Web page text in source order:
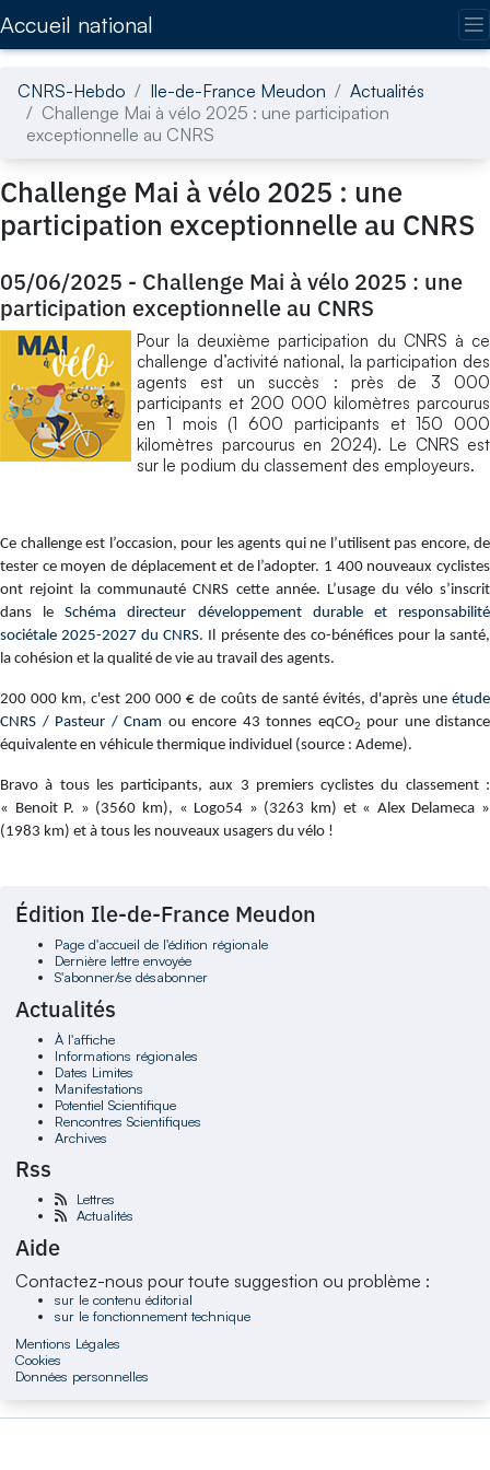
Accueil national
CNRS-Hebdo Ile-de-France Meudon
Actualités
Challenge Mai à vélo 2025 : une participation
exceptionnelle au CNRS
Challenge Mai à vélo 2025 : une
participation exceptionnelle au CNRS
05/06/2025 - Challenge Mai à vélo 2025 : une
participation exceptionnelle au CNRS
Pour la deuxième participation du CNRS à ce
challenge d’activité national, la participation des
agents est un succès : près de 3 000
participants et 200 000 kilomètres parcourus
en 1 mois (1 600 participants et 150 000
kilomètres parcourus en 2024). Le CNRS est
sur le podium du classement des employeurs.
Ce challenge est l’occasion, pour les agents qui ne l’utilisent pas encore, de
tester ce moyen de déplacement et de l’adopter. 1 400 nouveaux cyclistes
ont rejoint la communauté CNRS cette année. L’usage du vélo s’inscrit
dans leSchéma directeur développement durable et responsabilité
sociétale 2025-2027 du CNRS. Il présente des co-bénéfices pour la santé,
la cohésion et la qualité de vie au travail des agents.
200 000 km, c'est 200 000 € de coûts de santé évités, d'après une étude
CNRS / Pasteur / Cnam ou encore 43 tonnes eqCO2
pour une distance
équivalente en véhicule thermique individuel (source : Ademe).
Bravo à tous les participants, aux 3 premiers cyclistes du classement :
« Benoit P. » (3560 km), « Logo54 » (3263 km) et « Alex Delameca »
(1983 km) et à tous les nouveaux usagers du vélo !
Édition Ile-de-France Meudon
Page d'accueil de l'édition régionale
Dernière lettre envoyée
S'abonner/se désabonner
Actualités
À l'affiche
Informations régionales
Dates Limites
Manifestations
Potentiel Scientifique
Rencontres Scientifiques
Archives
Rss
Lettres
Actualités
Aide
Contactez-nous pour toute suggestion ou problème :
sur le contenu éditorial
sur le fonctionnement technique
Mentions Légales
Cookies
Données personnelles